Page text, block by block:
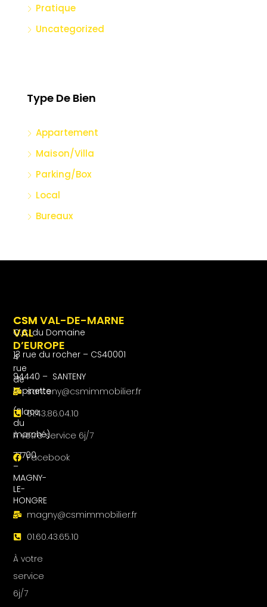
Pratique
Uncategorized
Type De Bien
Appartement
Maison/Villa
Parking/Box
Local
Bureaux
CSM
VAL
D’EUROPE
4
rue
de
l’épinette
(Place
du
marché)
77700
–
MAGNY-
LE-
HONGRE
magny@csmimmobilier.fr
01.60.43.65.10
À votre
service
6j/7
CSM VAL-DE-MARNE
C.C. du Domaine
13 rue du rocher – CS40001
94440 – SANTENY
santeny@csmimmobilier.fr
01.43.86.04.10
À votre service 6j/7
Facebook